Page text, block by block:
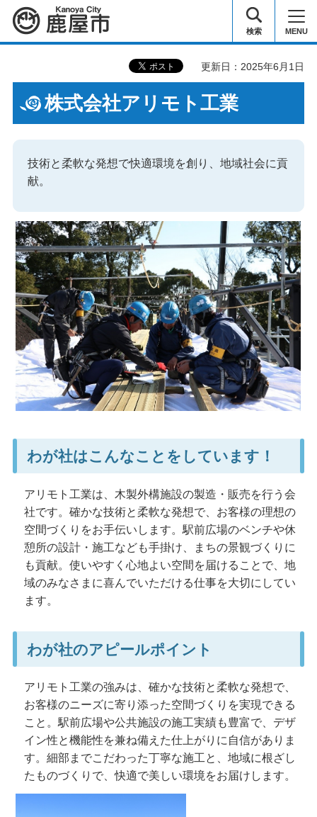
鹿屋市 検索 MENU
更新日：2025年6月1日
株式会社アリモト工業
技術と柔軟な発想で快適環境を創り、地域社会に貢
献。
わが社はこんなことをしています！
アリモト工業は、木製外構施設の製造・販売を行う会
社です。確かな技術と柔軟な発想で、お客様の理想の
空間づくりをお手伝いします。駅前広場のベンチや休
憩所の設計・施工なども手掛け、まちの景観づくりに
も貢献。使いやすく心地よい空間を届けることで、地
域のみなさまに喜んでいただける仕事を大切にしてい
ます。
わが社のアピールポイント
アリモト工業の強みは、確かな技術と柔軟な発想で、
お客様のニーズに寄り添った空間づくりを実現できる
こと。駅前広場や公共施設の施工実績も豊富で、デザ
イン性と機能性を兼ね備えた仕上がりに自信がありま
す。細部までこだわった丁寧な施工と、地域に根ざし
たものづくりで、快適で美しい環境をお届けします。